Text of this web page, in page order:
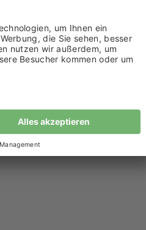
auf verantwortungsvolle